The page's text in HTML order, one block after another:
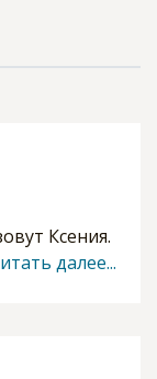
Ксения.
далее...